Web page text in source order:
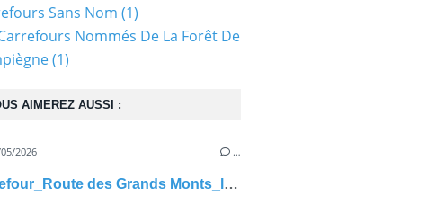
AIMEREZ AUSSI :
2026 …
carrefour_Route des Grands Monts_le Hazoy
Sans Nom (1)
Nommés De La Forêt De
(1)